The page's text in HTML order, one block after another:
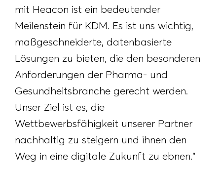
mit Heacon ist ein bedeutender
Meilenstein für KDM. Es ist uns wichtig,
maßgeschneiderte, datenbasierte
Lösungen zu bieten, die den besonderen
Anforderungen der Pharma- und
Gesundheitsbranche gerecht werden.
Unser Ziel ist es, die
Wettbewerbsfähigkeit unserer Partner
nachhaltig zu steigern und ihnen den
Weg in eine digitale Zukunft zu ebnen."